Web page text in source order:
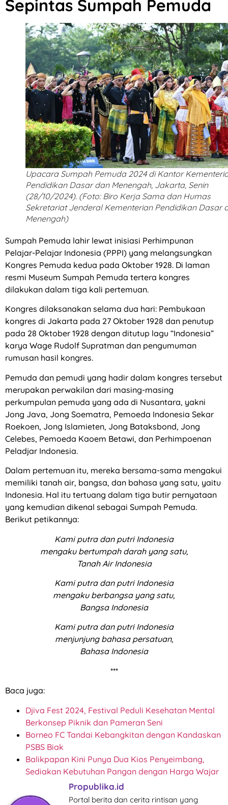
Sepintas Sumpah Pemuda
Upacara Sumpah Pemuda 2024 di Kantor
Pendidikan Dasar dan Menengah, Jakarta, Senin
(28/10/2024). (Foto: Biro Kerja Sama dan Humas
Sekretariat Jenderal Kementerian Pendidikan Dasar
Menengah)
Sumpah Pemuda lahir lewat inisiasi Perhimpunan
Pelajar-Pelajar Indonesia (PPPI) yang melangsungkan
Kongres Pemuda kedua pada Oktober 1928. Di laman
resmi Museum Sumpah Pemuda tertera kongres
dilakukan dalam tiga kali pertemuan.
Kongres dilaksanakan selama dua hari: Pembukaan
kongres di Jakarta pada 27 Oktober 1928 dan penutup
pada 28 Oktober 1928 dengan ditutup lagu “Indonesia”
karya Wage Rudolf Supratman dan pengumuman
rumusan hasil kongres.
Pemuda dan pemudi yang hadir dalam kongres tersebut
merupakan perwakilan dari masing-masing
perkumpulan pemuda yang ada di Nusantara, yakni
Jong Java, Jong Soematra, Pemoeda Indonesia Sekar
Roekoen, Jong Islamieten, Jong Bataksbond, Jong
Celebes, Pemoeda Kaoem Betawi, dan Perhimpoenan
Peladjar Indonesia.
Dalam pertemuan itu, mereka bersama-sama mengakui
memiliki tanah air, bangsa, dan bahasa yang satu, yaitu
Indonesia. Hal itu tertuang dalam tiga butir pernyataan
yang kemudian dikenal sebagai Sumpah Pemuda.
Berikut petikannya:
Kami putra dan putri Indonesia
mengaku bertumpah darah yang satu,
Tanah Air Indonesia
Kami putra dan putri Indonesia
mengaku berbangsa yang satu,
Bangsa Indonesia
Kami putra dan putri Indonesia
menjunjung bahasa persatuan,
Bahasa Indonesia
***
Baca juga:
Djiva Fest 2024, Festival Peduli Kesehatan Mental
Berkonsep Piknik dan Pameran Seni
Borneo FC Tandai Kebangkitan dengan Kandaskan
PSBS Biak
Balikpapan Kini Punya Dua Kios Penyeimbang,
Sediakan Kebutuhan Pangan dengan Harga Wajar
Propublika.id
Portal berita dan cerita rintisan yang